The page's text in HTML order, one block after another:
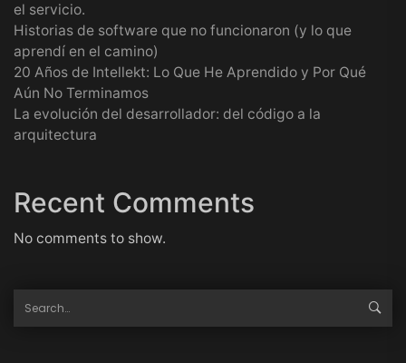
el servicio.
Historias de software que no funcionaron (y lo que
aprendí en el camino)
20 Años de Intellekt: Lo Que He Aprendido y Por Qué
Aún No Terminamos
La evolución del desarrollador: del código a la
arquitectura
Recent Comments
No comments to show.